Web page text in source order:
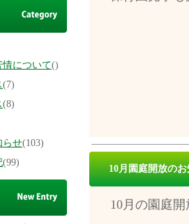
について()
(7)
(8)
らせ(103)
(99)
10月園庭開放の
10月の園庭